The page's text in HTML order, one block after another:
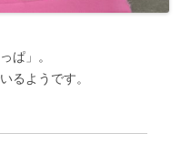
ぱ」。
るようです。